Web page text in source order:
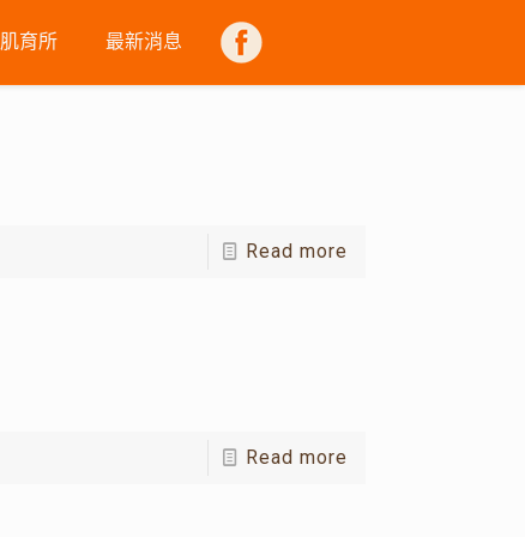
肌育所 最新消息 FB
Read more
Read more